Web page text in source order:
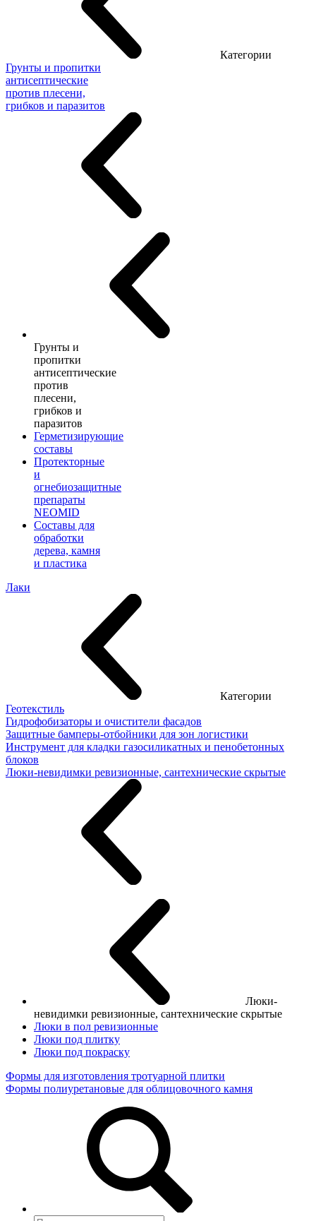
Категории
Грунты и пропитки
антисептические
против плесени,
грибков и паразитов
Грунты и
пропитки
антисептические
против
плесени,
грибков и
паразитов
Герметизирующие
составы
Протекторные
и
огнебиозащитные
препараты
NEOMID
Составы для
обработки
дерева, камня
и пластика
Лаки
Категории
Геотекстиль
Гидрофобизаторы и очистители фасадов
Защитные бамперы-отбойники для зон логистики
Инструмент для кладки газосиликатных и пенобетонных
блоков
Люки-невидимки ревизионные, сантехнические скрытые
Люки-
невидимки ревизионные, сантехнические скрытые
Люки в пол ревизионные
Люки под плитку
Люки под покраску
Формы для изготовления тротуарной плитки
Формы полиуретановые для облицовочного камня